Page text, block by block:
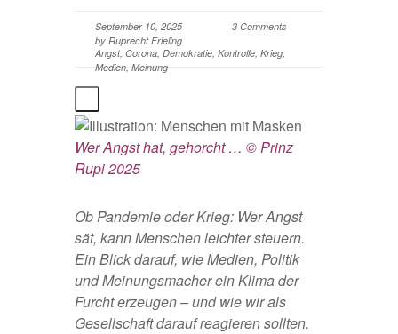
September 10, 2025
by Ruprecht Frieling
Angst, Corona, Demokratie, Kontrolle, Krieg,
Medien, Meinung
3 Comments
Wer Angst hat, gehorcht … © Prinz
Rupi 2025
Ob Pandemie oder Krieg: Wer Angst
sät, kann Menschen leichter steuern.
Ein Blick darauf, wie Medien, Politik
und Meinungsmacher ein Klima der
Furcht erzeugen – und wie wir als
Gesellschaft darauf reagieren sollten.